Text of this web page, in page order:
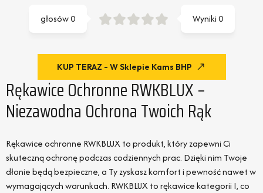
Wyniki0
głosów0
KUP TERAZ - W Sklepie Kams BHP
Rękawice Ochronne RWKBLUX –
Niezawodna Ochrona Twoich Rąk
Rękawice ochronne RWKBLUX to produkt, który zapewni Ci
skuteczną ochronę podczas codziennych prac. Dzięki nim Twoje
dłonie będą bezpieczne, a Ty zyskasz komfort i pewność nawet w
wymagających warunkach. RWKBLUX to rękawice kategorii I, co